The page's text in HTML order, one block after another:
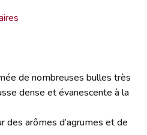
de nombreuses bulles très
dense et évanescente à la
des arômes d’agrumes et de